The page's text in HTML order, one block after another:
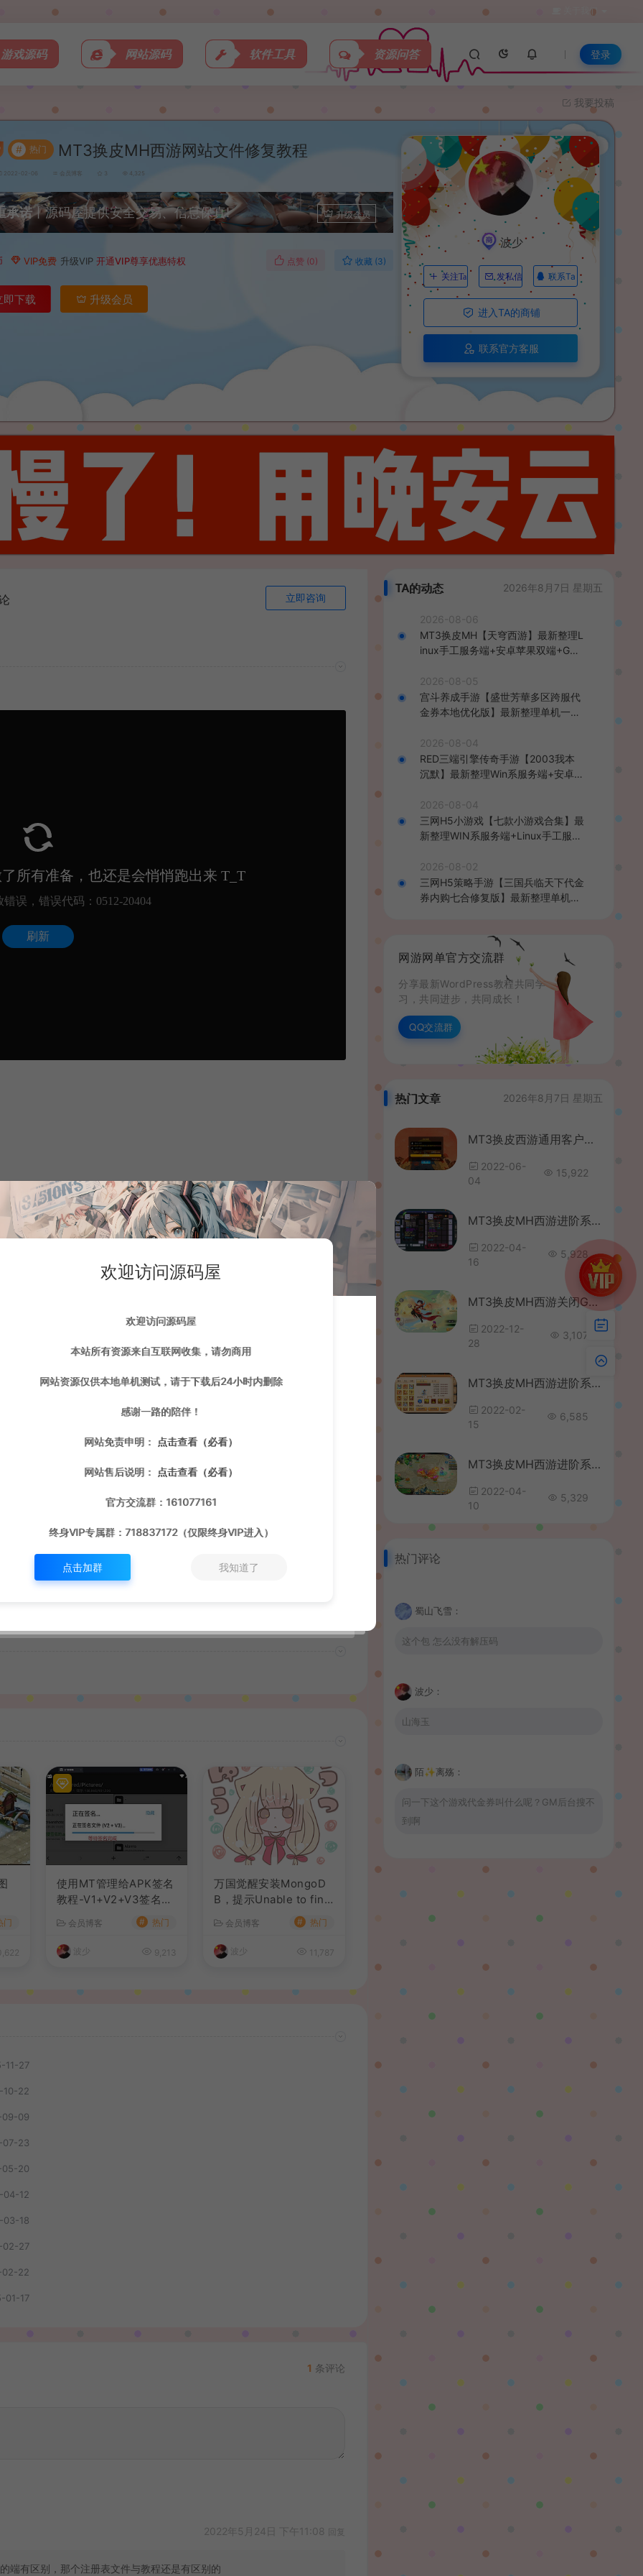
关于我们
游戏源码 网站源码 软件工具 资源问答 登录
我要投稿
# 热门 MT3换皮MH西游网站文件修复教程
2022-02-06 会员博客 3 4,325
承诺丨源码屋提供安全交易、信息保真! 升级会员
VIP免费 升级VIP 开通VIP尊享优惠特权 点赞 (0) 收藏 (3)
即下载 升级会员
波少
关注Ta 发私信 联系Ta
进入TA的商铺
联系官方客服
立即咨询
6839/hybk/
下一篇：
门
使用MT管理给APK签名
教程-V1+V2+V3签名教
会员博客 # 热门
波少 9,213
万国觉醒安装MongoD
B，提示Unable to find
image ‘mongo:3.6’、d
ocker拉取镜像失败解决
办法
会员博客 # 热门
波少 11,787
11-27
10-22
09
23
20
04-12
03-18
02-27
22
01-17
1 条评论
2022年5月24日 下午11:08
端有区别，那个注册表文件与教程还是有区别的
TA的动态 2026年8月7日 星期五
2026-08-06
MT3换皮MH【天穹西游】最新整理L
inux手工服务端+安卓苹果双端+GM
教程
2026-08-05
宫斗养成手游【盛世芳華多区跨服代
金券本地优化版】最新整理单机一键
后台+安卓+详细搭建教程
2026-08-04
RED三端引擎传奇手游【2003我本
沉默】最新整理Win系服务端+安卓苹
2026-08-04
三网H5小游戏【七款小游戏合集】最
新整理WIN系服务端+Linux手工服务
2026-08-02
三网H5策略手游【三国兵临天下代金
券内购七合修复版】最新整理单机一
端+详细搭建教程+视频教程
网游网单官方交流群
分享最新WordPress教程共同学
习，共同进步，共同成长！
QQ交流群
热门文章 2026年8月7日 星期五
MT3换皮西游通用客户端内部注册
2022-06-
04
15,922
MT3换皮MH西游进阶系列教程（五）添加武器教程
2022-04-
16
5,928
MT3换皮MH西游关闭GM模式教程
2022-12-
28
3,107
MT3换皮MH西游进阶系列教程（二）添加宠物
2022-02-
15
6,585
MT3换皮MH西游进阶系列教程（四）添加坐骑教程
2022-04-
10
5,329
热门评论
蜀山飞雪：
这个包 怎么没有解压码
波少：
山海玉
陌✨离殇：
问一下这个游戏代金券叫什么呢？GM后台搜不
到啊
66666666666666
欢迎访问源码屋
欢迎访问源码屋
本站所有资源来自互联网收集，请勿商用
网站资源仅供本地单机测试，请于下载后24小时内删除
感谢一路的陪伴！
网站免责申明： 点击查看（必看）
网站售后说明： 点击查看（必看）
官方交流群：161077161
终身VIP专属群：718837172（仅限终身VIP进入）
点击加群 我知道了